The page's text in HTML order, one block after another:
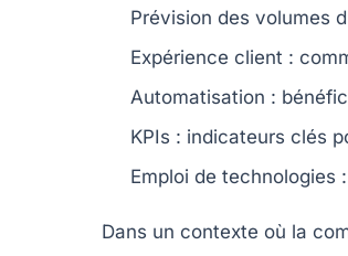
Prévision des volumes
Expérience client :
Automatisation :
KPIs : indicateurs clés
Emploi de technologies
Dans un contexte où la